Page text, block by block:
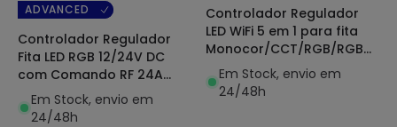
ADVANCED
Controlador Regulador
Fita LED RGB 12/24V DC
com Comando RF 24A
High Power
Em Stock, envio em
24/48h
Controlador Regulador
LED WiFi 5 em 1 para fita
Monocor/CCT/RGB/RGBW/
12/24V DC MiBoxer
Em Stock, envio em
24/48h